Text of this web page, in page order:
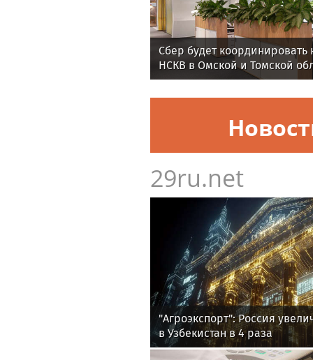
Сбер будет координировать
НСКВ в Омской и Томской
29ru.net
"Агроэкспорт": Россия
в Узбекистан в 4 раза